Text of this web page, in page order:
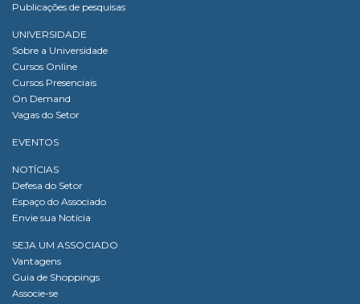
Publicações de pesquisas
UNIVERSIDADE
Sobre a Universidade
Cursos Online
Cursos Presenciais
On Demand
Vagas do Setor
EVENTOS
NOTÍCIAS
Defesa do Setor
Espaço do Associado
Envie sua Notícia
SEJA UM ASSOCIADO
Vantagens
Guia de Shoppings
Associe-se